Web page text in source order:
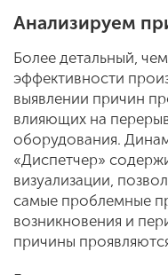
Анализируем
Более детальный,
эффективности
выявлении причин
влияющих на
оборудования.
«Диспетчер»
визуализации,
самые проблемные
возникновения и
причины